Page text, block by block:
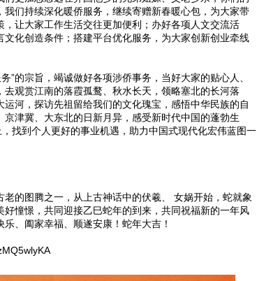
们持续深化暖侨服务，继续寄赠新春暖心包，为大家带
让大家工作生活交往更加便利；办好各项人文交流活
化创造条件；搭建平台优化服务，为大家创新创业牵线
”的宗旨，竭诚做好各项涉侨事务，当好大家的贴心人、
观赏江南的落霞孤鹜、秋水长天，领略塞北的长河落
河，探访先祖留给我们的文化瑰宝，感悟中华民族的自
津冀、大东北的日新月异，感受新时代中国的蓬勃生
找到个人更好的事业机遇，助力中国式现代化宏伟蓝图一
的图腾之一，从上古神话中的伏羲、 女娲开始，蛇就象
憧憬，共同迎接乙巳蛇年的到来，共同祝福新的一年风
、阖家幸福、顺遂安康！蛇年大吉！